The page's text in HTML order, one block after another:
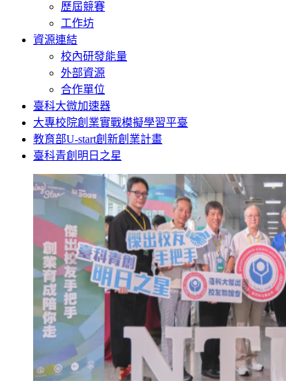
歷屆競賽
工作坊
資源連結
校內研發能量
外部資源
合作單位
臺科大微加速器
大專校院創業實戰模擬學習平臺
教育部U-start創新創業計畫
臺科青創明日之星